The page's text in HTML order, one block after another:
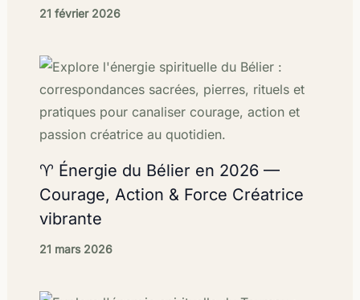
21 février 2026
♈ Énergie du Bélier en 2026 —
Courage, Action & Force Créatrice
vibrante
21 mars 2026